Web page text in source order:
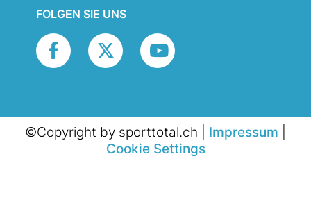
FOLGEN SIE UNS
©Copyright by sporttotal.ch | Impressum
Cookie Settings